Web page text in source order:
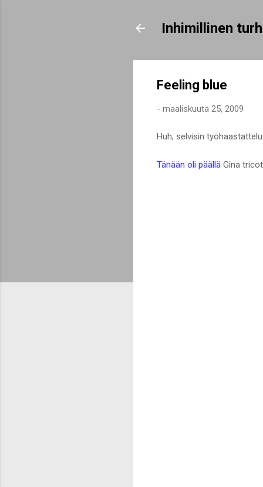
Inhimillinen
Feeling blue
- maaliskuuta 25, 2009
Huh, selvisin
Tänään oli päällä Gina